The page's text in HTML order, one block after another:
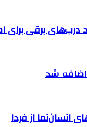
شد
انسان‌نما از فردا